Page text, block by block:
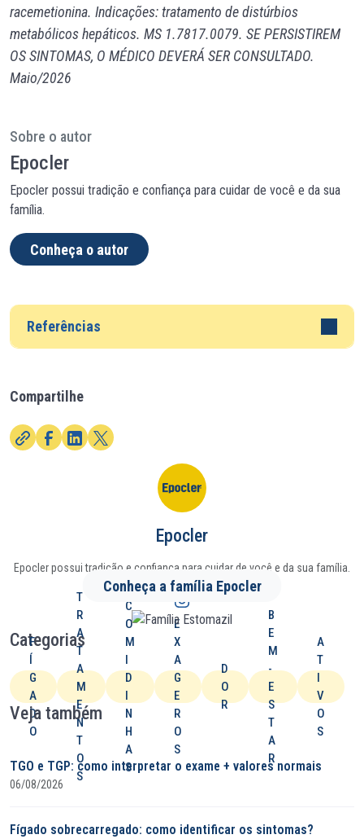
racemetionina. Indicações: tratamento de distúrbios
metabólicos hepáticos. MS 1.7817.0079. SE PERSISTIREM
OS SINTOMAS, O MÉDICO DEVERÁ SER CONSULTADO.
Maio/2026
Sobre o autor
Epocler
Epocler possui tradição e confiança para cuidar de você e da sua
família.
Conheça o autor
Referências
Compartilhe
Epocler
Epocler possui tradição e confiança para cuidar de você e da sua família.
Conheça a família Epocler
Categorias
F
Í
G
A
D
O
T
R
A
T
A
M
E
N
T
O
S
C
O
M
I
D
I
N
H
A
S
E
X
A
G
E
R
O
S
D
O
R
B
E
M
-
E
S
T
A
R
A
T
I
V
O
S
Veja também
TGO e TGP: como interpretar o exame + valores normais
06/08/2026
Fígado sobrecarregado: como identificar os sintomas?